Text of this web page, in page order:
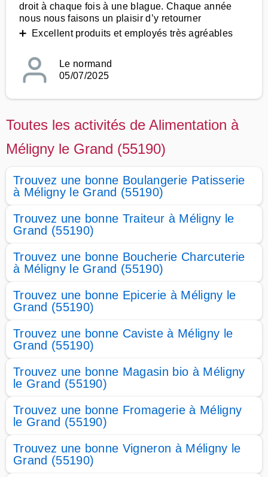
droit à chaque fois à une blague. Chaque année
nous nous faisons un plaisir d’y retourner
➕ Excellent produits et employés très agréables
Le normand
05/07/2025
Toutes les activités de Alimentation à
Méligny le Grand (55190)
Trouvez une bonne Boulangerie Patisserie
à Méligny le Grand (55190)
Trouvez une bonne Traiteur à Méligny le
Grand (55190)
Trouvez une bonne Boucherie Charcuterie
à Méligny le Grand (55190)
Trouvez une bonne Epicerie à Méligny le
Grand (55190)
Trouvez une bonne Caviste à Méligny le
Grand (55190)
Trouvez une bonne Magasin bio à Méligny
le Grand (55190)
Trouvez une bonne Fromagerie à Méligny
le Grand (55190)
Trouvez une bonne Vigneron à Méligny le
Grand (55190)